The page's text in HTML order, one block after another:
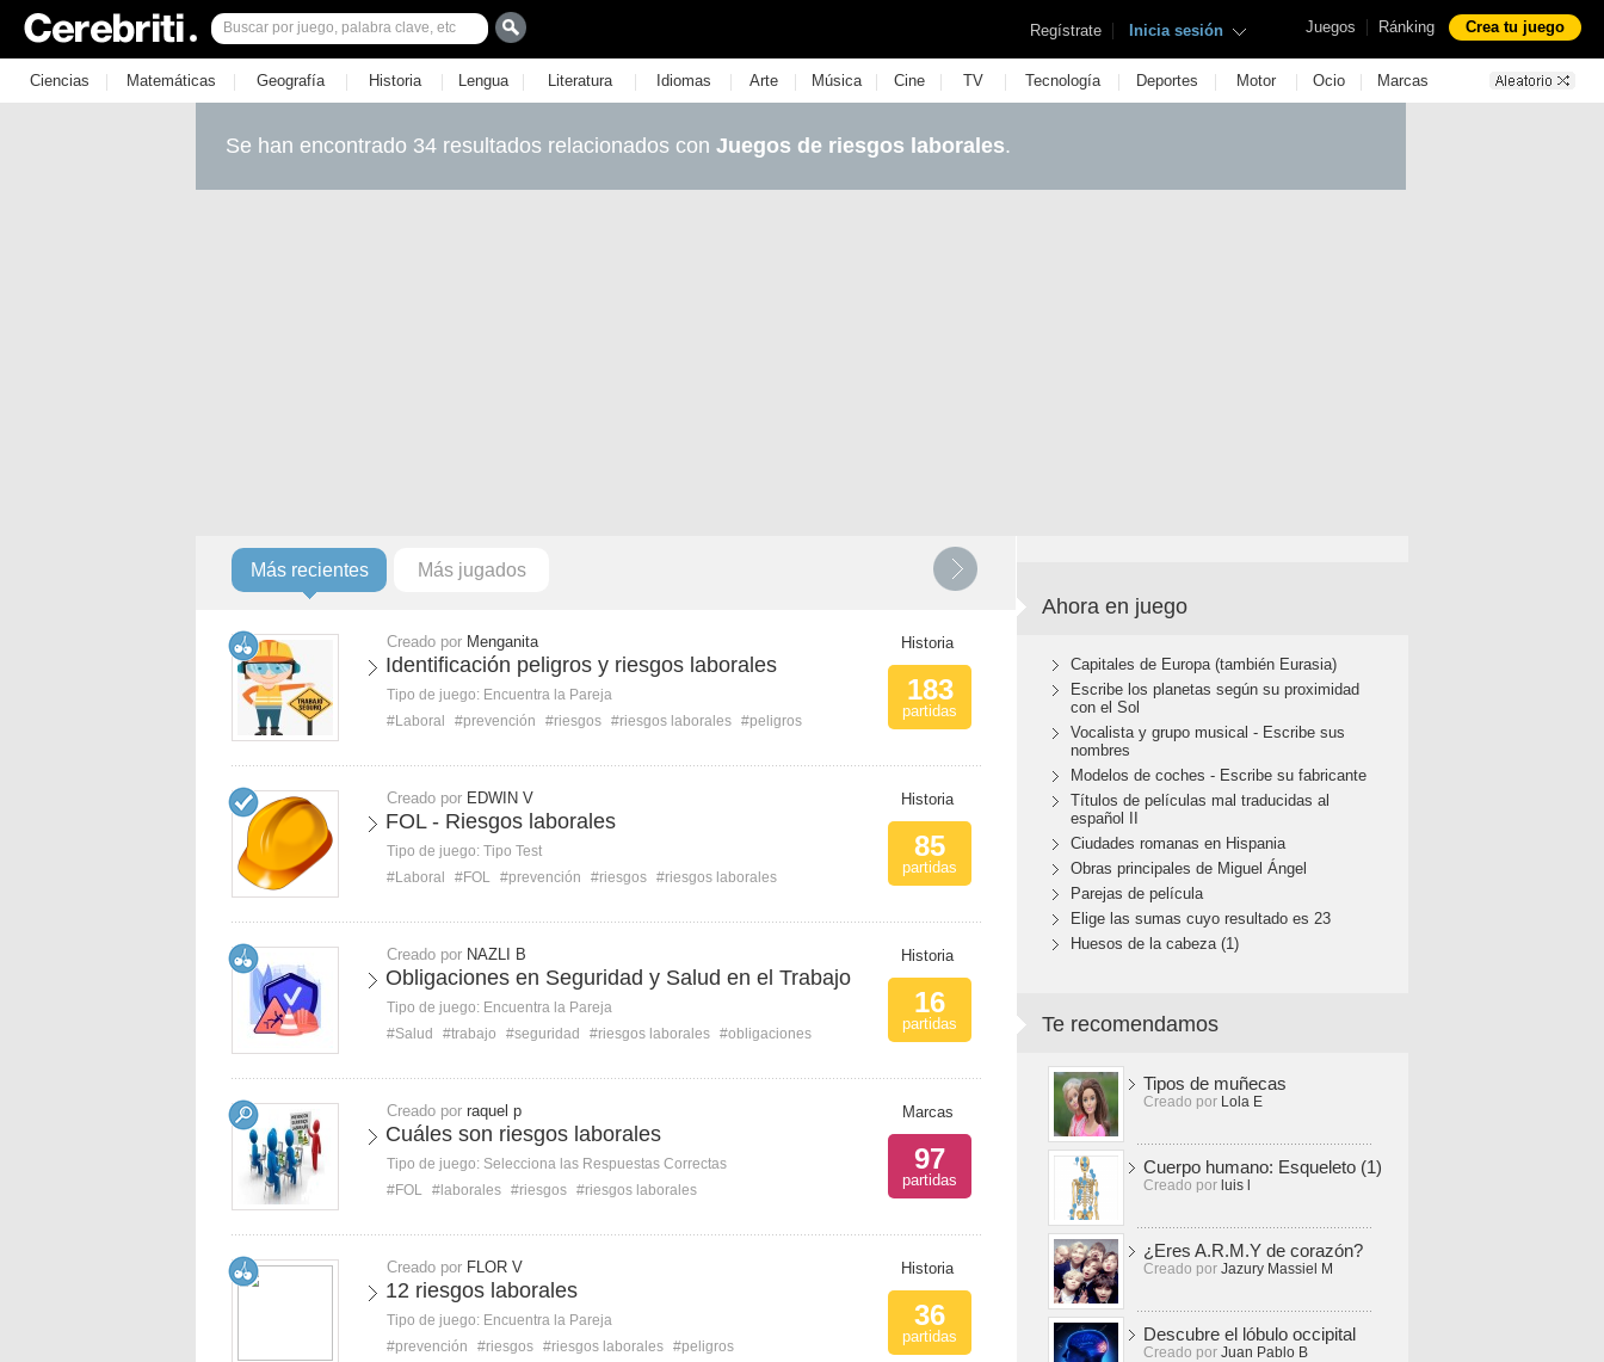
Juegos | Ránking Crea tu juego
Regístrate | Inicia sesión
Ciencias | Matemáticas | Geografía | Historia | Lengua | Literatura | Idiomas | Arte | Música | Cine | TV | Tecnología | Deportes | Motor | Ocio | Marcas
Se han encontrado 34 resultados relacionados con Juegos de riesgos laborales.
Más recientes Más jugados
Creado por Menganita
Identificación peligros y riesgos laborales
Tipo de juego: Encuentra la Pareja
#Laboral
#prevención #riesgos #riesgos laborales #peligros
Historia
183
partidas
Creado por EDWIN V
FOL - Riesgos laborales
Tipo de juego: Tipo Test
#Laboral
#FOL #prevención #riesgos #riesgos laborales
Historia
85
partidas
Creado por NAZLI B
Obligaciones en Seguridad y Salud en el Trabajo
Tipo de juego: Encuentra la Pareja
#Salud
#trabajo #seguridad #riesgos laborales #obligaciones
Historia
16
partidas
Creado por raquel p
Cuáles son riesgos laborales
Tipo de juego: Selecciona las Respuestas Correctas
#FOL #laborales #riesgos #riesgos laborales
Marcas
97
partidas
Creado por FLOR V
12 riesgos laborales
Tipo de juego: Encuentra la Pareja
#prevención
#riesgos #riesgos laborales #peligros
Historia
36
partidas
Ahora en juego
Capitales de Europa (también Eurasia)
Escribe los planetas según su proximidad
con el Sol
Vocalista y grupo musical - Escribe sus
nombres
Modelos de coches - Escribe su fabricante
Títulos de películas mal traducidas al
español II
Ciudades romanas en Hispania
Obras principales de Miguel Ángel
Parejas de película
Elige las sumas cuyo resultado es 23
Huesos de la cabeza (1)
Te recomendamos
Tipos de muñecas
Creado por Lola E
Cuerpo humano: Esqueleto (1)
Creado por luis l
¿Eres A.R.M.Y de corazón?
Creado por Jazury Massiel M
Descubre el lóbulo occipital
Creado por Juan Pablo B